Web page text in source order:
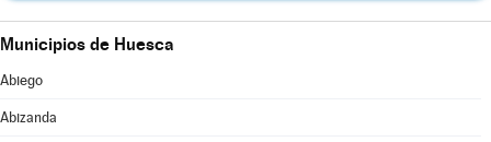
Municipios de Huesca
Abiego
Abizanda